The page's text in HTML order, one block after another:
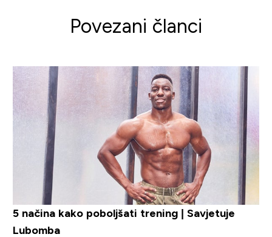
Povezani članci
5 načina kako poboljšati trening | Savjetuje
Lubomba